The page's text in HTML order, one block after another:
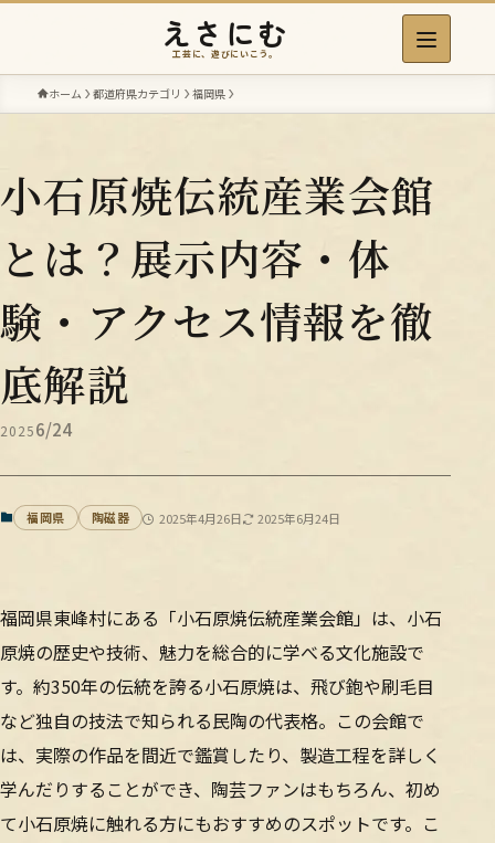
えさにむ
工芸に、遊びにいこう。
ホーム 都道府県カテゴリ 福岡県
小石原焼伝統産業会館
とは？展示内容・体
験・アクセス情報を徹
底解説
20256/24
福岡県 陶磁器 2025年4月26日 2025年6月24日
福岡県東峰村にある「小石原焼伝統産業会館」は、小石
原焼の歴史や技術、魅力を総合的に学べる文化施設で
す。約350年の伝統を誇る小石原焼は、飛び鉋や刷毛目
など独自の技法で知られる民陶の代表格。この会館で
は、実際の作品を間近で鑑賞したり、製造工程を詳しく
学んだりすることができ、陶芸ファンはもちろん、初め
て小石原焼に触れる方にもおすすめのスポットです。こ